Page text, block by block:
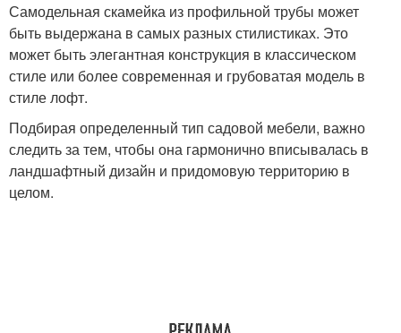
Самодельная скамейка из профильной трубы может
быть выдержана в самых разных стилистиках. Это
может быть элегантная конструкция в классическом
стиле или более современная и грубоватая модель в
стиле лофт.
Подбирая определенный тип садовой мебели, важно
следить за тем, чтобы она гармонично вписывалась в
ландшафтный дизайн и придомовую территорию в
целом.